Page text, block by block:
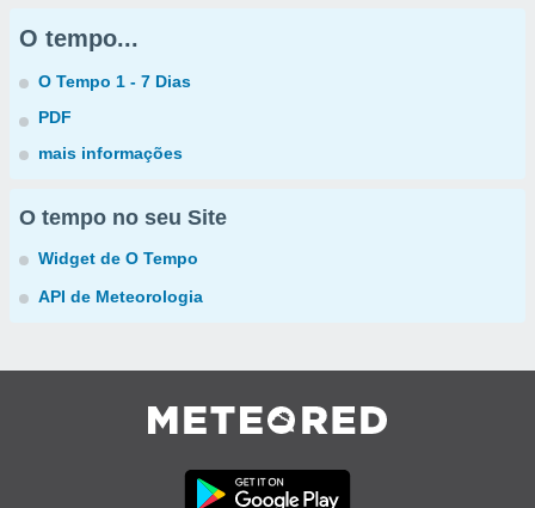
O tempo...
O Tempo 1 - 7 Dias
PDF
mais informações
O tempo no seu Site
Widget de O Tempo
API de Meteorologia